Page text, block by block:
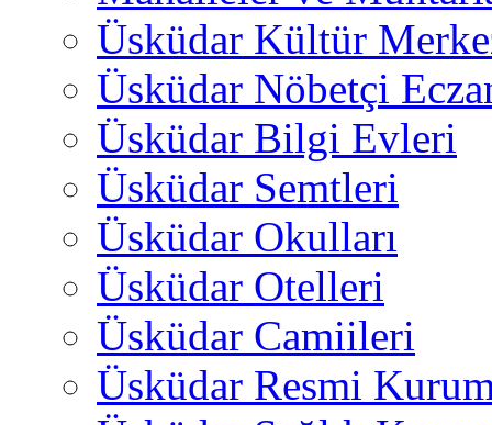
Üsküdar Kültür
Üsküdar Nöbetçi
Üsküdar Bilgi Evleri
Üsküdar Semtleri
Üsküdar Okulları
Üsküdar Otelleri
Üsküdar Camiileri
Üsküdar Resmi